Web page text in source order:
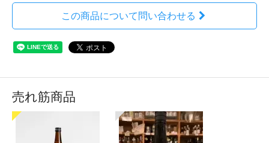
この商品について問い合わせる
売れ筋商品